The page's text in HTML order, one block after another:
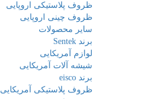
ظروف پلاستیکی اروپایی
ظروف چینی اروپایی
سایر محصولات
برند Sentek
لوازم آمریکایی
شیشه آلات آمریکایی
برند eisco
ظروف پلاستیکی آمریکایی